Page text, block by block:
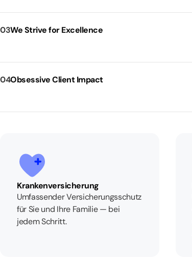
03We Strive for Excellence
04Obsessive Client Impact
Krankenversicherung
Umfassender Versicherungsschutz
für Sie und Ihre Familie — bei
jedem Schritt.